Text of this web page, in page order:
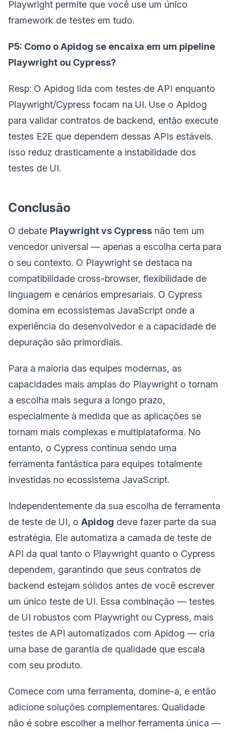
Playwright permite que você use um único
framework de testes em tudo.
P5: Como o Apidog se encaixa em um pipeline
Playwright ou Cypress?
Resp: O Apidog lida com testes de API enquanto
Playwright/Cypress focam na UI. Use o Apidog
para validar contratos de backend, então execute
testes E2E que dependem dessas APIs estáveis.
Isso reduz drasticamente a instabilidade dos
testes de UI.
Conclusão
O debate Playwright vs Cypress não tem um
vencedor universal — apenas a escolha certa para
o seu contexto. O Playwright se destaca na
compatibilidade cross-browser, flexibilidade de
linguagem e cenários empresariais. O Cypress
domina em ecossistemas JavaScript onde a
experiência do desenvolvedor e a capacidade de
depuração são primordiais.
Para a maioria das equipes modernas, as
capacidades mais amplas do Playwright o tornam
a escolha mais segura a longo prazo,
especialmente à medida que as aplicações se
tornam mais complexas e multiplataforma. No
entanto, o Cypress continua sendo uma
ferramenta fantástica para equipes totalmente
investidas no ecossistema JavaScript.
Independentemente da sua escolha de ferramenta
de teste de UI, o Apidog deve fazer parte da sua
estratégia. Ele automatiza a camada de teste de
API da qual tanto o Playwright quanto o Cypress
dependem, garantindo que seus contratos de
backend estejam sólidos antes de você escrever
um único teste de UI. Essa combinação — testes
de UI robustos com Playwright ou Cypress, mais
testes de API automatizados com Apidog — cria
uma base de garantia de qualidade que escala
com seu produto.
Comece com uma ferramenta, domine-a, e então
adicione soluções complementares. Qualidade
não é sobre escolher a melhor ferramenta única —